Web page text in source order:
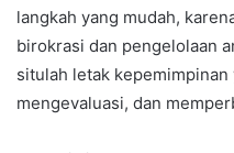
langkah yang mudah,
birokrasi dan pengelolaan
situlah letak
mengevaluasi, dan